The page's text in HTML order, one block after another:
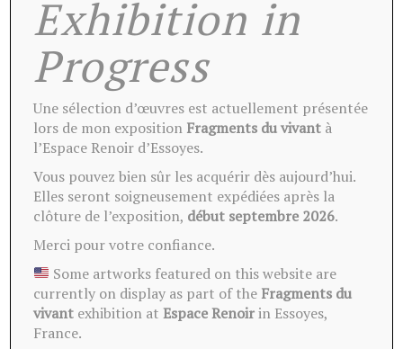
Exhibition in
Progress
Une sélection d’œuvres est actuellement présentée
lors de mon exposition Fragments du vivant à
l’Espace Renoir d’Essoyes.
Vous pouvez bien sûr les acquérir dès aujourd’hui.
Elles seront soigneusement expédiées après la
clôture de l’exposition, début septembre 2026.
Merci pour votre confiance.
Some artworks featured on this website are
currently on display as part of the Fragments du
vivant exhibition atEspace Renoirin Essoyes,
France.